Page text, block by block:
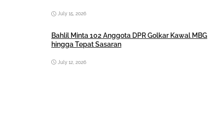
July 15, 2026
Bahlil Minta 102 Anggota DPR Golkar Kawal MBG
hingga Tepat Sasaran
July 12, 2026